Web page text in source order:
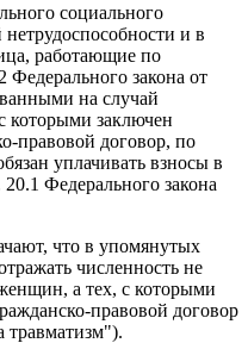
социального
и в
работающие по
Федерального закона от
на случай
которыми заключен
правовой договор, по
уплачивать взносы в
Федерального закона
что в упомянутых
численность не
а тех, с которыми
правовой договор
травматизм").